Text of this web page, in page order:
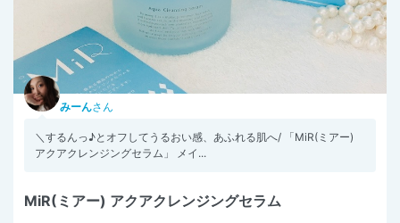
みーんさん
＼するんっ♪とオフしてうるおい感、あふれる肌へ/ 「MiR(ミアー)
アクアクレンジングセラム」 メイ...
MiR(ミアー) アクアクレンジングセラム